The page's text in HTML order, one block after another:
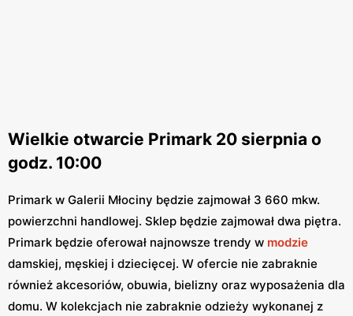
Wielkie otwarcie Primark 20 sierpnia o
godz. 10:00
Primark w Galerii Młociny będzie zajmował 3 660 mkw.
powierzchni handlowej. Sklep będzie zajmował dwa piętra.
Primark będzie oferował najnowsze trendy w modzie
damskiej, męskiej i dziecięcej. W ofercie nie zabraknie
również akcesoriów, obuwia, bielizny oraz wyposażenia dla
domu. W kolekcjach nie zabraknie odzieży wykonanej z